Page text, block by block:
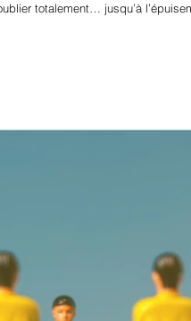
totalement… jusqu’à